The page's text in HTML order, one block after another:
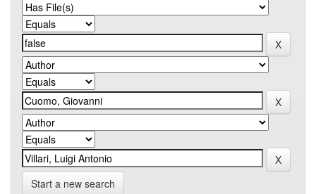
Start a new search